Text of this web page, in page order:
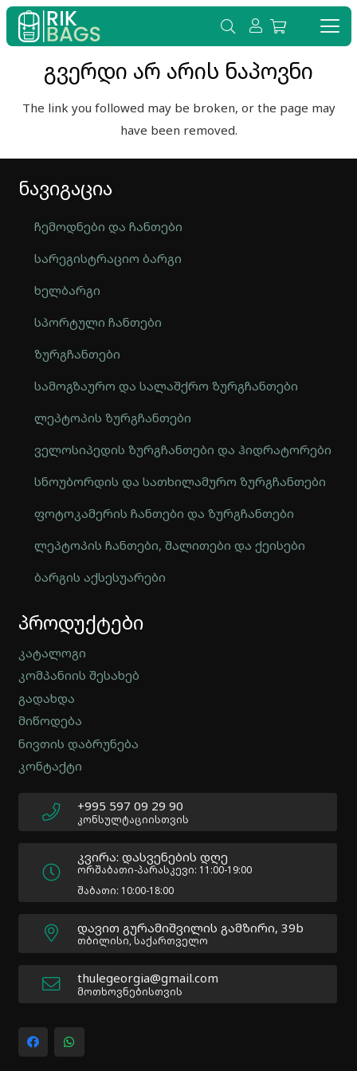
გვერდი არ არის ნაპოვნი
The link you followed may be broken, or the page may
have been removed.
ნავიგაცია
ჩემოდნები და ჩანთები
სარეგისტრაციო ბარგი
ხელბარგი
სპორტული ჩანთები
ზურგჩანთები
სამოგზაურო და სალაშქრო ზურგჩანთები
ლეპტოპის ზურგჩანთები
ველოსიპედის ზურგჩანთები და ჰიდრატორები
სნოუბორდის და სათხილამურო ზურგჩანთები
ფოტოკამერის ჩანთები და ზურგჩანთები
ლეპტოპის ჩანთები, შალითები და ქეისები
ბარგის აქსესუარები
Hierarchic
Categories
in
Menu
-
Version
2.0.12
Author:
Atakan
Docs:
https://atakanau.blogspot.com/2021/01/automatic-
menu-
plugin.html
|
Active
Theme:
Impreza
Child
(Impreza-
Parent
პროდუქტები
კატალოგი
კომპანიის შესახებ
გადახდა
მიწოდება
ნივთის დაბრუნება
კონტაქტი
+995 597 09 29 90
კონსულტაციისთვის
კვირა: დასვენების დღე
ორშაბათი-პარასკევი: 11:00-19:00
შაბათი: 10:00-18:00
დავით გურამიშვილის გამზირი, 39b
თბილისი, საქართველო
thulegeorgia@gmail.com
მოთხოვნებისთვის